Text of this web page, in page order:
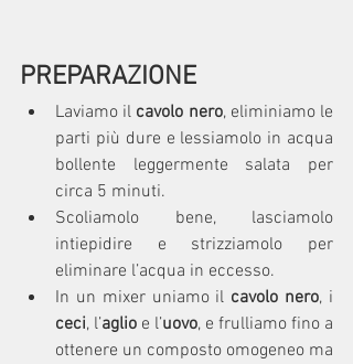
PREPARAZIONE
Laviamo il cavolo nero, eliminiamo le
parti più dure e lessiamolo in acqua
bollente leggermente salata per
circa 5 minuti.
Scoliamolo bene, lasciamolo
intiepidire e strizziamolo per
eliminare l’acqua in eccesso.
In un mixer uniamo il cavolo nero, i
ceci, l’aglio e l’uovo, e frulliamo fino a
ottenere un composto omogeneo ma